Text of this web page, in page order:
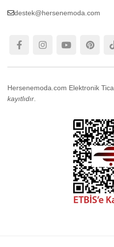
destek@hersenemoda.com
Hersenemoda.com Elektronik
kayıtlıdır